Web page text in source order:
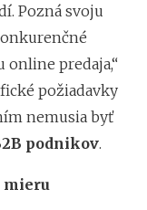
Pozná svoju
online predaja,“
požiadavky
nemusia byť
podnikov.
mieru